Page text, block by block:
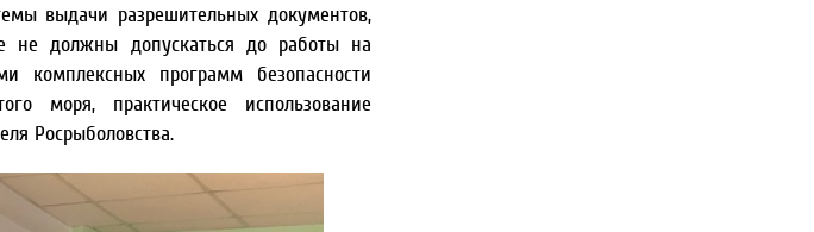
выдачи разрешительных документов,
не должны допускаться до работы на
комплексных программ безопасности
моря, практическое использование
Росрыболовства.